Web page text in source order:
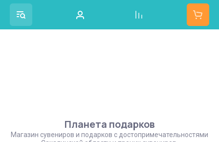
Планета подарков
Магазин сувениров и подарков с достопримечательностями